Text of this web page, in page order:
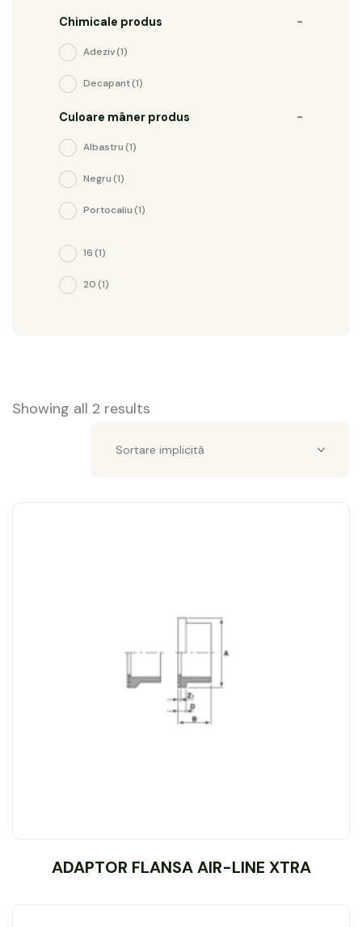
Chimicale produs -
Adeziv(1)
Decapant(1)
Culoare mâner produs -
Albastru(1)
Negru(1)
Portocaliu(1)
16(1)
20(1)
Showing all 2 results
ADAPTOR FLANSA AIR-LINE XTRA